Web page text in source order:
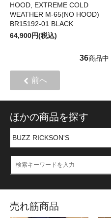
HOOD, EXTREME COLD
WEATHER M-65(NO HOOD)
BR15192-01 BLACK
64,900円(税込)
36商品中
前へ
ほかの商品を探す
売れ筋商品